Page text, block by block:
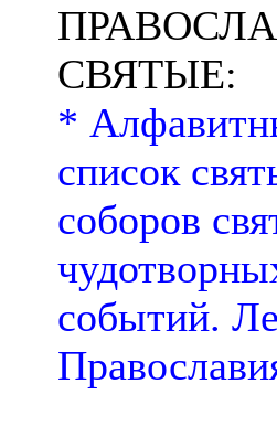
СВЯТЫЕ:
*
список
соборов
событий.